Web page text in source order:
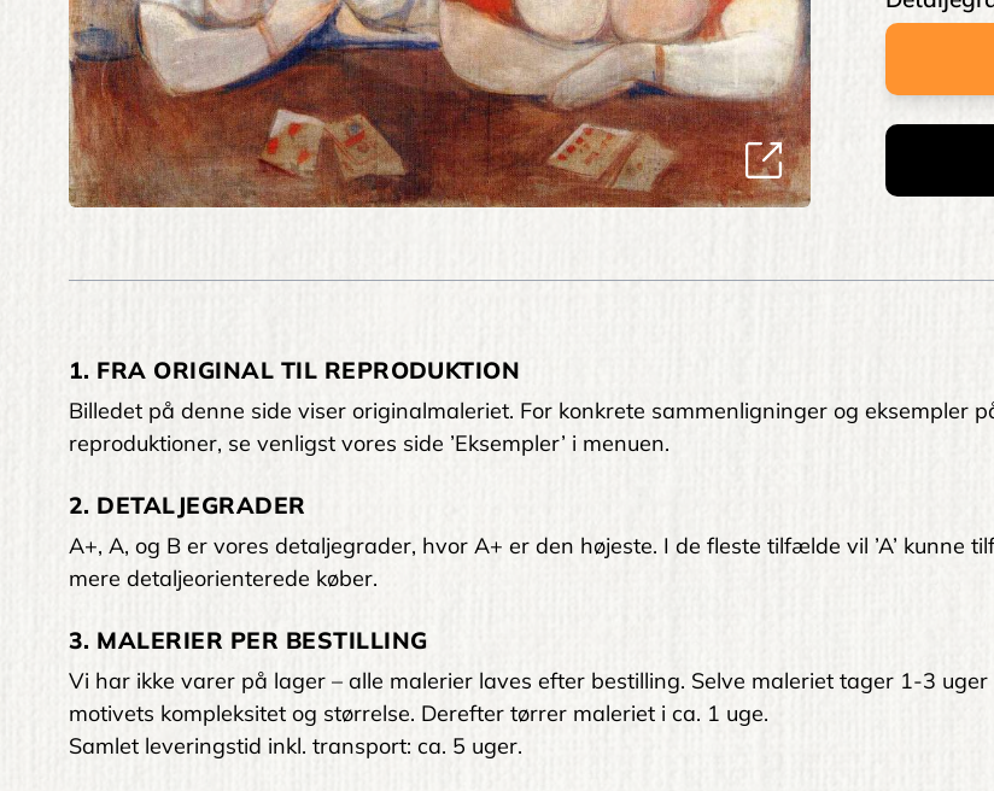
1. FRA ORIGINAL TIL REPRODUKTION
Billedet på denne side viser originalmaleriet. For konkrete sammenligninger og eksempler
reproduktioner, se venligst vores side ’Eksempler’ i menuen.
2. DETALJEGRADER
A+, A, og B er vores detaljegrader, hvor A+ er den højeste. I de fleste tilfælde vil ’A’ kunne
mere detaljeorienterede køber.
3. MALERIER PER BESTILLING
Vi har ikke varer på lager – alle malerier laves efter bestilling. Selve maleriet tager 1-3
motivets kompleksitet og størrelse. Derefter tørrer maleriet i ca. 1 uge.
Samlet leveringstid inkl. transport: ca. 5 uger.